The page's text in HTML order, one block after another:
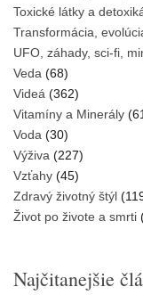
Toxické látky a
Transformácia,
UFO, záhady, sci-fi,
Veda (68)
Videá (362)
Vitamíny a Minerály
Voda (30)
Výživa (227)
Vzťahy (45)
Zdravý životný štýl
Život po živote a smrti
Najčitanejšie